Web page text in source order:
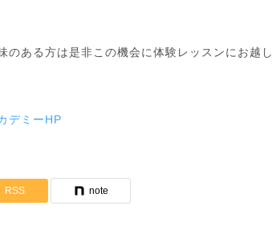
ある方は是非この機会に体験レッスンにお越し
デミーHP
RSS note